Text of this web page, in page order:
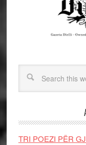
TRI POEZI PËR